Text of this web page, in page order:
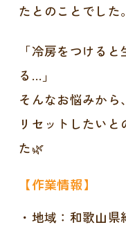
たとのことでした。
「冷房をつける
る…」
そんなお悩みから
リセットしたい
た🌿
【作業情報】
・地域：和歌山